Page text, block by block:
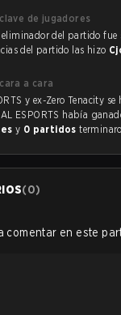
de jugadores
del partido fue
del partido las hizo
a cara
ESPORTS había
y 0 partidos
(0)
comentar en este